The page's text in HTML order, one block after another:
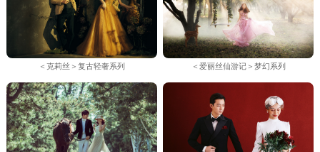
＜克莉丝＞复古轻奢系列 ＜爱丽丝仙游记＞梦幻系列